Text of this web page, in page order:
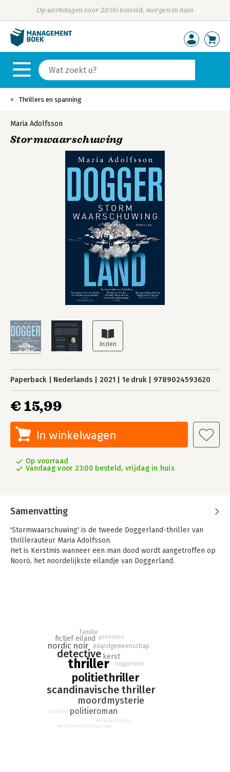
Op werkdagen voor 23:00 besteld, morgen in huis
Thrillers en spanning
Maria Adolfsson
Stormwaarschuwing
Paperback Nederlands 2021 1e druk 9789024593620
€ 15,99
In winkelwagen
Op voorraad
Vandaag voor 23:00 besteld, vrijdag in huis
Samenvatting
'Stormwaarschuwing' is de tweede Doggerland-thriller van
thrillerauteur Maria Adolfsson.
Het is Kerstmis wanneer een man dood wordt aangetroffen op
Noorö, het noordelijkste eilandje van Doggerland.
evenwichtsoefening tussen haar privéleven en haar rol bij de
thriller
politiethriller
scandinavische thriller
detective
moordmysterie
politieroman
nordic noir
fictief eiland
kerst
familie
eilandgemeenschap
geheimen
doggerland
winterlandschap
loyaliteit
winterlandschap
loyaliteit